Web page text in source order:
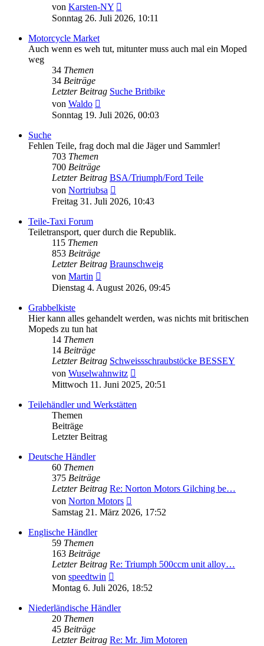
von Karsten-NY
Beitrag
Sonntag 26. Juli 2026, 10:11
Motorcycle Market
Auch wenn es weh tut, mitunter muss auch mal ein Moped
weg
34 Themen
34 Beiträge
Letzter Beitrag Suche Britbike
von Waldo
Beitrag
Sonntag 19. Juli 2026, 00:03
Suche
Fehlen Teile, frag doch mal die Jäger und Sammler!
703 Themen
700 Beiträge
Letzter Beitrag BSA/Triumph/Ford Teile
von Nortriubsa
Beitrag
Freitag 31. Juli 2026, 10:43
Teile-Taxi Forum
Teiletransport, quer durch die Republik.
115 Themen
853 Beiträge
Letzter Beitrag Braunschweig
von Martin
Beitrag
Dienstag 4. August 2026, 09:45
Grabbelkiste
Hier kann alles gehandelt werden, was nichts mit britischen
Mopeds zu tun hat
14 Themen
14 Beiträge
Letzter Beitrag Schweissschraubstöcke BESSEY
von Wuselwahnwitz
Beitrag
Mittwoch 11. Juni 2025, 20:51
Teilehändler und Werkstätten
Themen
Beiträge
Letzter Beitrag
Deutsche Händler
60 Themen
375 Beiträge
Letzter Beitrag Re: Norton Motors Gilching be…
von Norton Motors
Beitrag
Samstag 21. März 2026, 17:52
Englische Händler
59 Themen
163 Beiträge
Letzter Beitrag Re: Triumph 500ccm unit alloy…
von speedtwin
Beitrag
Montag 6. Juli 2026, 18:52
Niederländische Händler
20 Themen
45 Beiträge
Letzter Beitrag Re: Mr. Jim Motoren